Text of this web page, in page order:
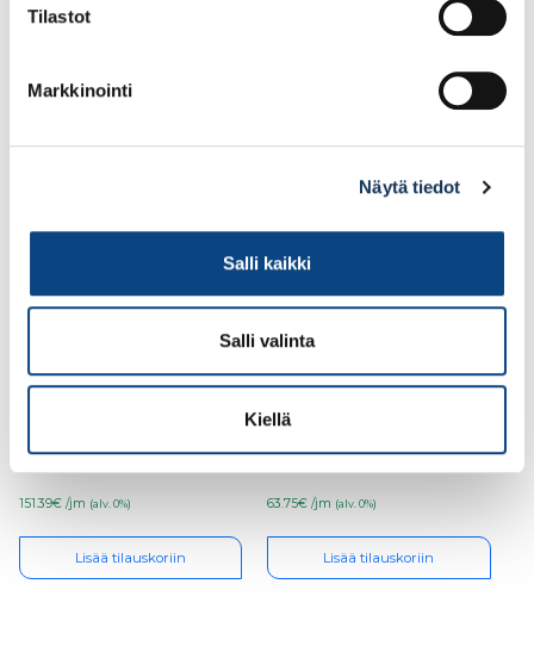
Tilastot
Markkinointi
Näytä tiedot
Salli kaikki
Salli valinta
Kiellä
127.49€ /jm(alv. 0%)
Lisää tilauskoriin
Laminoitukoivuvaneri
151.39€ /jm (alv. 0%)
Lisää tilauskoriin
Työtaso Bernini
miniveloitus 1m
63.75€ /jm (alv. 0%)
Lisää tilauskoriin